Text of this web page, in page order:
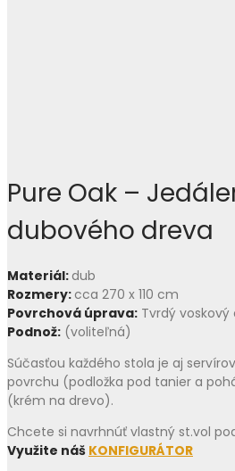
Pure Oak –
dubového dreva
Materiál: dub
Rozmery: cca 270 x 110 cm
Povrchová úprava: Tvrdý voskový
Podnož: (voliteľná)
Súčasťou každého stola je aj
povrchu (podložka pod tanier a
(krém na drevo).
Chcete si navrhnúť vlastný st.vol
Využite náš KONFIGURÁTOR